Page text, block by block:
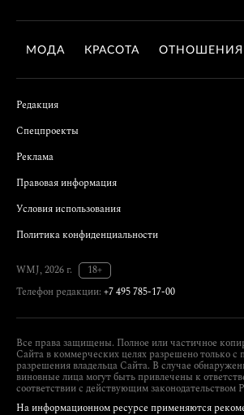
МОДА КРАСОТА ОТНОШЕНИЯ
Редакция
Спецпроекты
Реклама
Правовая информация
Условия использования
Политика конфиденциальности
WMJ, 2026 г.
18+
Телефон редакции: +7 495 785-17-00
Все права защищены. Полное или частичное
Сайта в коммерческих целях разрешено только с
разрешения владельца Сайта. В случае
виновные лица могут быть привлечены к
соответствии с действующим законодательством
На информационном ресурсе применяются